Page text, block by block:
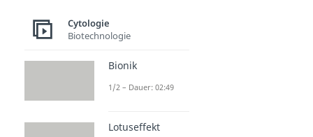
Cytologie
Biotechnologie
Bionik
1/2 – Dauer: 02:49
Lotuseffekt